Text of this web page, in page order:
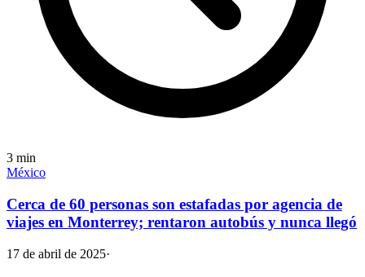
3 min
México
Cerca de 60 personas son estafadas por agencia de
viajes en Monterrey; rentaron autobús y nunca llegó
17 de abril de 2025·